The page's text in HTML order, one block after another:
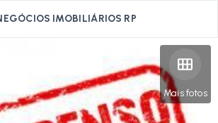
IMOBILIÁRIOS RP
Mais fotos